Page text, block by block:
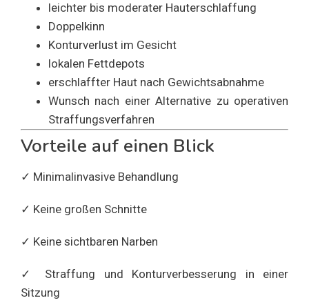
leichter bis moderater Hauterschlaffung
Doppelkinn
Konturverlust im Gesicht
lokalen Fettdepots
erschlaffter Haut nach Gewichtsabnahme
Wunsch nach einer Alternative zu operativen
Straffungsverfahren
Vorteile auf einen Blick
✓ Minimalinvasive Behandlung
✓ Keine großen Schnitte
✓ Keine sichtbaren Narben
✓ Straffung und Konturverbesserung in einer
Sitzung